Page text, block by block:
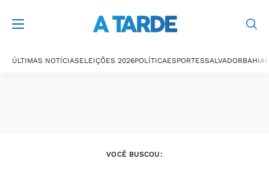
ÚLTIMAS NOTÍCIASELEIÇÕES 2026POLÍTICAESPORTESSALVADORBAHIA
VOCÊ BUSCOU: